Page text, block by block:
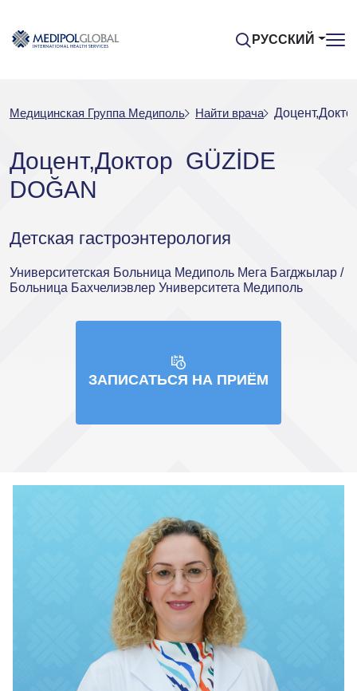
РУССКИЙ
Медицинская Группа Медиполь Найти врача
Доцент,Доктор GÜZİDE
DOĞAN
Детская гастроэнтерология
Университетская Больница Медиполь Мега Багджылар /
Больница Бахчелиэвлер Университета Медиполь
ЗАПИСАТЬСЯ НА ПРИЁМ